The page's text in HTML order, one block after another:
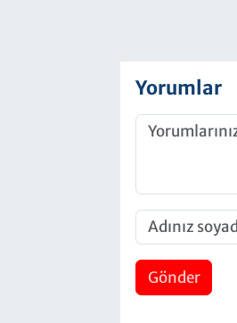
Yorumlar
Gönder